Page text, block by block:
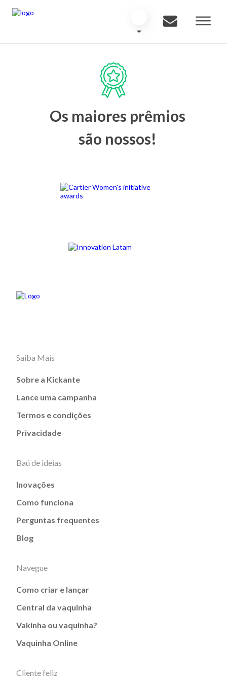
Os maiores prêmios
são nossos!
Saiba Mais
Sobre a Kickante
Lance uma campanha
Termos e condições
Privacidade
Baú de ideias
Inovações
Como funciona
Perguntas frequentes
Blog
Navegue
Como criar e lançar
Central da vaquinha
Vakinha ou vaquinha?
Vaquinha Online
Cliente feliz